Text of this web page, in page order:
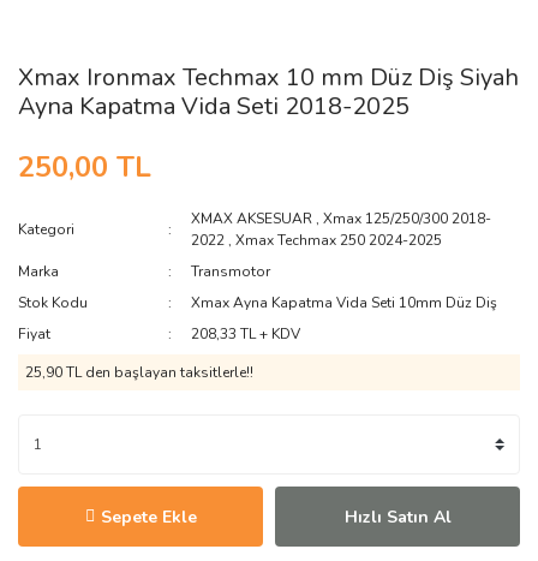
Xmax Ironmax Techmax 10 mm Düz Diş Siyah
Ayna Kapatma Vida Seti 2018-2025
250,00 TL
Kategori
XMAX AKSESUAR ,Xmax 125/250/300 2018-
2022 ,Xmax Techmax 250 2024-2025
Marka
Transmotor
Stok Kodu
Xmax Ayna Kapatma Vida Seti 10mm Düz Diş
Fiyat
208,33 TL + KDV
25,90 TL den başlayan taksitlerle!!
Sepete Ekle Hızlı Satın Al